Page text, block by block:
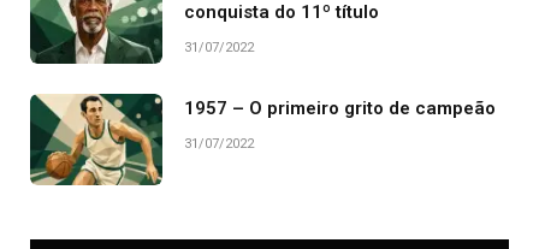
conquista do 11º título
31/07/2022
1957 – O primeiro grito de campeão
31/07/2022